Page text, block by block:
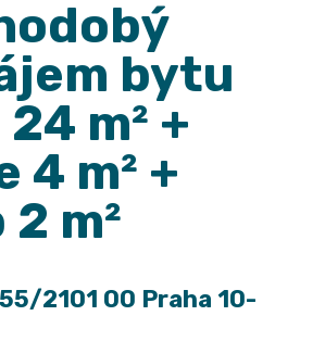
bytu
m² +
4 m² +
m²
2101 00 Praha 10-